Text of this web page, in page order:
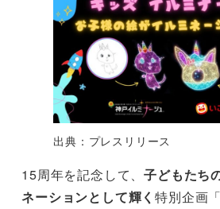
出典：プレスリリース
15周年を記念して、子どもたち
ネーションとして輝く特別企画「